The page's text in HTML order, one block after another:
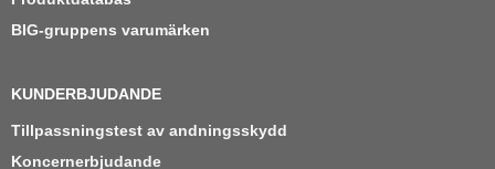
BIG-gruppens varumärken
KUNDERBJUDANDE
Tillpassningstest av andningsskydd
Koncernerbjudande